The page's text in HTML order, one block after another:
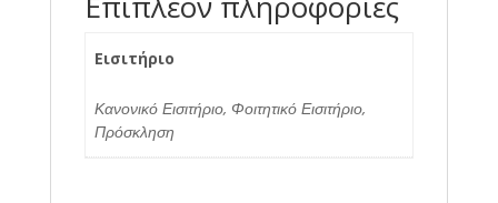
Εισιτήριο
Κανονικό Εισιτήριο, Φοιτητικό Εισιτήριο,
Πρόσκληση